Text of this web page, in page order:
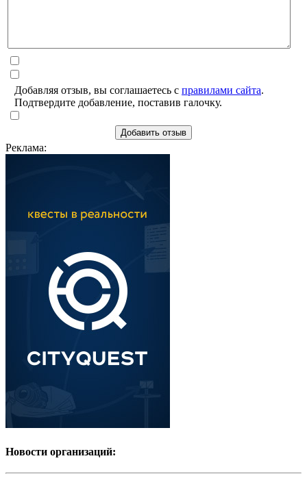
Добавляя отзыв, вы соглашаетесь с правилами сайта.
Подтвердите добавление, поставив галочку.
Добавить отзыв
Реклама:
Новости организаций: